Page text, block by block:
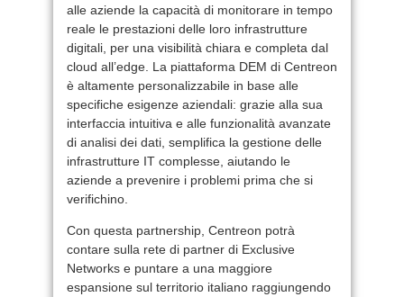
alle aziende la capacità di monitorare in tempo
reale le prestazioni delle loro infrastrutture
digitali, per una visibilità chiara e completa dal
cloud all’edge. La piattaforma DEM di Centreon
è altamente personalizzabile in base alle
specifiche esigenze aziendali: grazie alla sua
interfaccia intuitiva e alle funzionalità avanzate
di analisi dei dati, semplifica la gestione delle
infrastrutture IT complesse, aiutando le
aziende a prevenire i problemi prima che si
verifichino.
Con questa partnership, Centreon potrà
contare sulla rete di partner di Exclusive
Networks e puntare a una maggiore
espansione sul territorio italiano raggiungendo